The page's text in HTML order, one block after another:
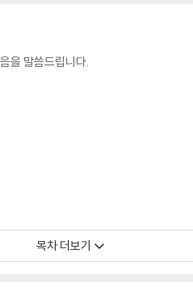
을 말씀드립니다.
목차 더보기